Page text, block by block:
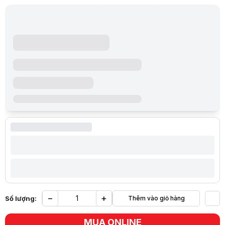
Số lượng: − + Thêm vào giỏ hàng
MUA ONLINE